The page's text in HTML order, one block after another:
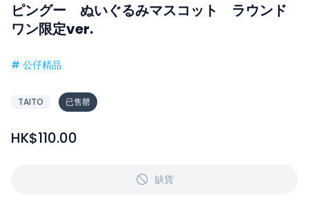
ピングー ぬいぐるみマスコット ラウンド
ワン限定ver.
# 公仔精品
TAITO 已售罄
HK$110.00
缺貨